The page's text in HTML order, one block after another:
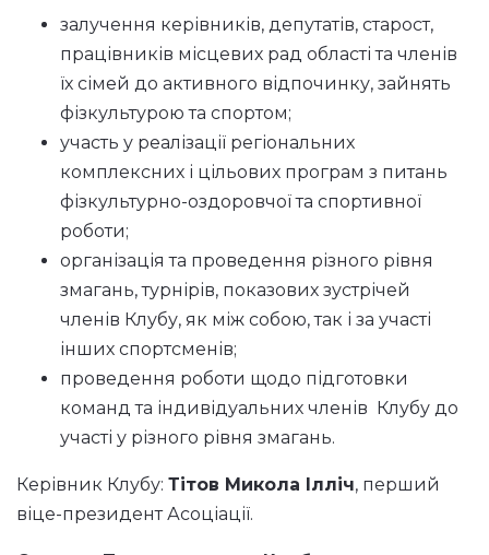
залучення керівників, депутатів, старост,
працівників місцевих рад області та членів
їх сімей до активного відпочинку, зайнять
фізкультурою та спортом;
участь у реалізації регіональних
комплексних і цільових програм з питань
фізкультурно-оздоровчої та спортивної
роботи;
організація та проведення різного рівня
змагань, турнірів, показових зустрічей
членів Клубу, як між собою, так і за участі
інших спортсменів;
проведення роботи щодо підготовки
команд та індивідуальних членів Клубу до
участі у різного рівня змагань.
Керівник Клубу: Тітов Микола Ілліч, перший
віце-президент Асоціації.